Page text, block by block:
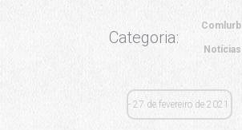
Categoria:
Comlurb
Notícias
27 de fevereiro de 2021